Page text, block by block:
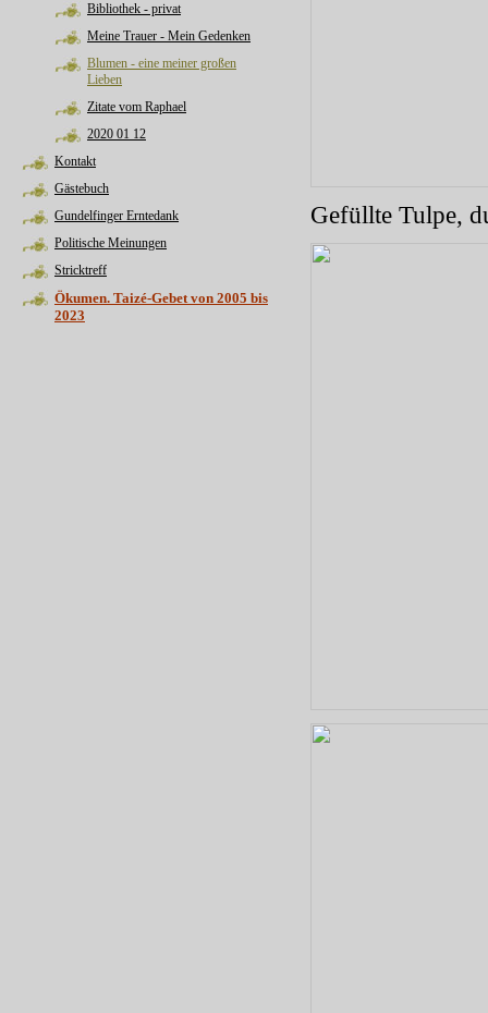
Bibliothek - privat
Meine Trauer - Mein Gedenken
Blumen - eine meiner großen
Lieben
Zitate vom Raphael
2020 01 12
Kontakt
Gästebuch
Gundelfinger Erntedank
Politische Meinungen
Stricktreff
Ökumen. Taizé-Gebet von 2005 bis
2023
Gefüllte Tulpe,